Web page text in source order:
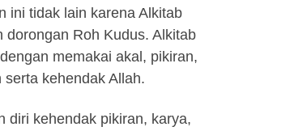
ini tidak lain karena Alkitab
Roh Kudus. Alkitab
memakai akal, pikiran,
kehendak Allah.
diri kehendak pikiran, karya,